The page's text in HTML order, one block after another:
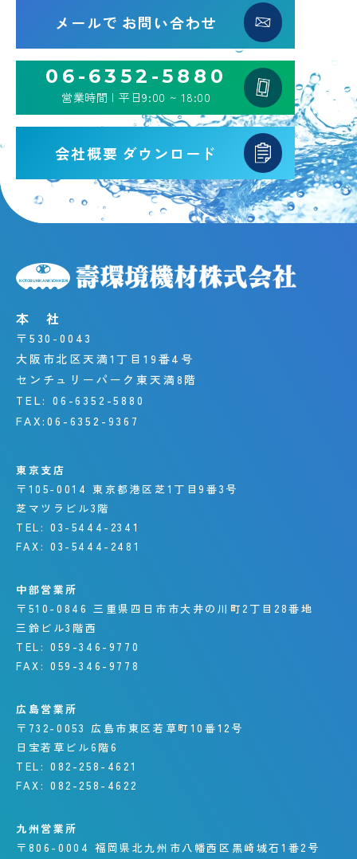
メールで お問い合わせ
06-6352-5880
営業時間 | 平日9:00 ~ 18:00
会社概要 ダウンロード
本 社
〒530-0043
大阪市北区天満1丁目19番4号
センチュリーパーク東天満8階
TEL: 06-6352-5880
FAX:06-6352-9367
東京支店
〒105-0014 東京都港区芝1丁目9番3号
芝マツラビル3階
TEL: 03-5444-2341
FAX: 03-5444-2481
中部営業所
〒510-0846 三重県四日市市大井の川町2丁目28番地
三鈴ビル3階西
TEL: 059-346-9770
FAX: 059-346-9778
広島営業所
〒732-0053 広島市東区若草町10番12号
日宝若草ビル6階6
TEL: 082-258-4621
FAX: 082-258-4622
九州営業所
〒806-0004 福岡県北九州市八幡西区 黒崎城石1番2号